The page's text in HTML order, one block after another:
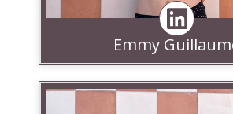
Emmy